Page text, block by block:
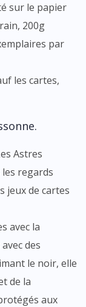
sur le papier
200g
par
les cartes,
Astres
regards
jeux de cartes
avec la
des
le noir, elle
de la
aux